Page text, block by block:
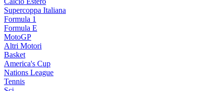
Supercoppa Italiana
Formula 1
Formula E
MotoGP
Altri Motori
Basket
America's Cup
Nations League
Tennis